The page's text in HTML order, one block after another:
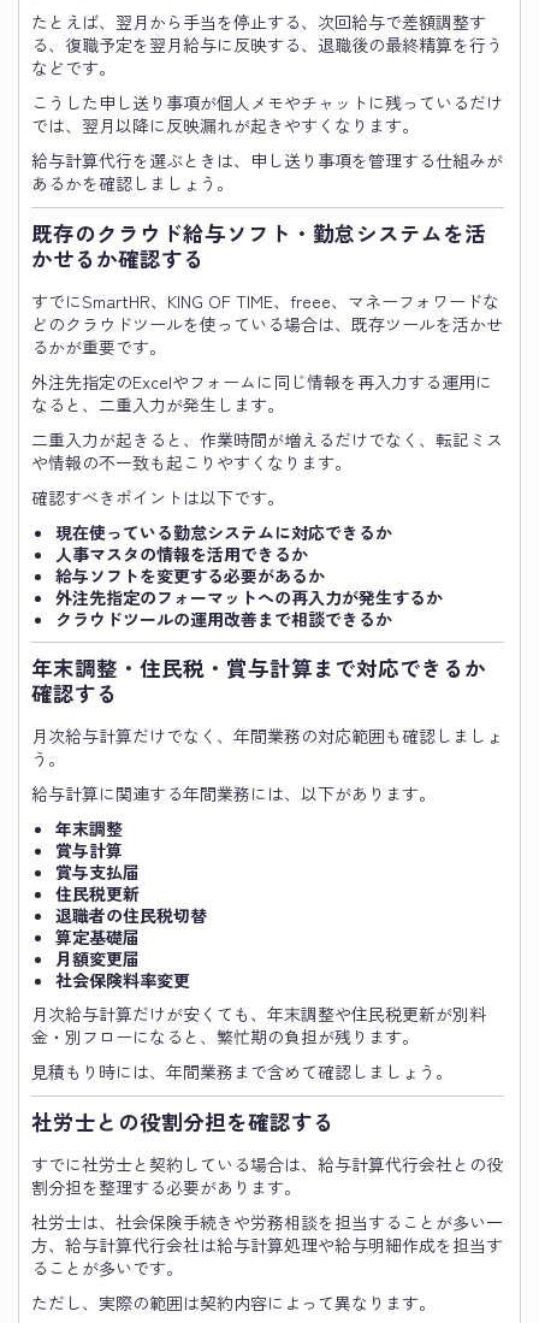
たとえば、翌月から手当を停止する、次回給与で差額調整す
る、復職予定を翌月給与に反映する、退職後の最終精算を行う
などです。
こうした申し送り事項が個人メモやチャットに残っているだけ
では、翌月以降に反映漏れが起きやすくなります。
給与計算代行を選ぶときは、申し送り事項を管理する仕組みが
あるかを確認しましょう。
既存のクラウド給与ソフト・勤怠システムを活
かせるか確認する
すでにSmartHR、KING OF TIME、freee、マネーフォワードな
どのクラウドツールを使っている場合は、既存ツールを活かせ
るかが重要です。
外注先指定のExcelやフォームに同じ情報を再入力する運用に
なると、二重入力が発生します。
二重入力が起きると、作業時間が増えるだけでなく、転記ミス
や情報の不一致も起こりやすくなります。
確認すべきポイントは以下です。
現在使っている勤怠システムに対応できるか
人事マスタの情報を活用できるか
給与ソフトを変更する必要があるか
外注先指定のフォーマットへの再入力が発生するか
クラウドツールの運用改善まで相談できるか
年末調整・住民税・賞与計算まで対応できるか
確認する
月次給与計算だけでなく、年間業務の対応範囲も確認しましょ
う。
給与計算に関連する年間業務には、以下があります。
年末調整
賞与計算
賞与支払届
住民税更新
退職者の住民税切替
算定基礎届
月額変更届
社会保険料率変更
月次給与計算だけが安くても、年末調整や住民税更新が別料
金・別フローになると、繁忙期の負担が残ります。
見積もり時には、年間業務まで含めて確認しましょう。
社労士との役割分担を確認する
すでに社労士と契約している場合は、給与計算代行会社との役
割分担を整理する必要があります。
社労士は、社会保険手続きや労務相談を担当することが多い一
方、給与計算代行会社は給与計算処理や給与明細作成を担当す
ることが多いです。
ただし、実際の範囲は契約内容によって異なります。